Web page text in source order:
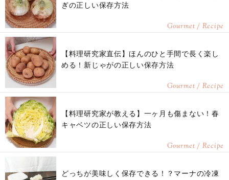
ぎの正しい保存方法
Gourmet / Recipe
【料理研究家直伝】ほんのひと手間で長く楽し
める！新じゃがの正しい保存方法
Gourmet / Recipe
【料理研究家が教える】一ヶ月も傷まない！春
キャベツの正しい保存方法
Gourmet / Recipe
どっちが美味しく保存できる！？マーナの冷凍